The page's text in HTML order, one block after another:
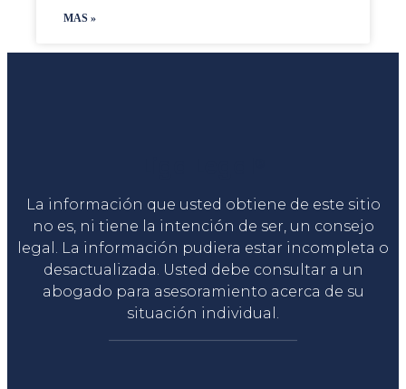
MAS »
La información que usted obtiene de este sitio
no es, ni tiene la intención de ser, un consejo
legal. La información pudiera estar incompleta o
desactualizada. Usted debe consultar a un
abogado para asesoramiento acerca de su
situación individual.